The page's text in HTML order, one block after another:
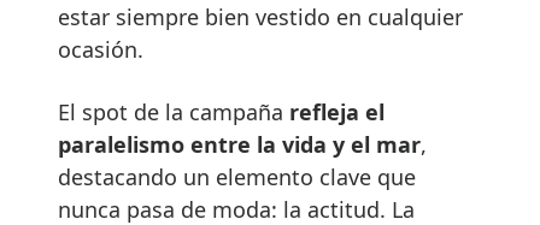
estar siempre bien vestido en cualquier
ocasión.
El spot de la campaña refleja el
paralelismo entre la vida y el mar,
destacando un elemento clave que
nunca pasa de moda: la actitud. La